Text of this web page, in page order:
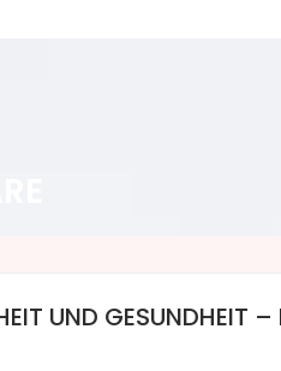
UND GESUNDHEIT